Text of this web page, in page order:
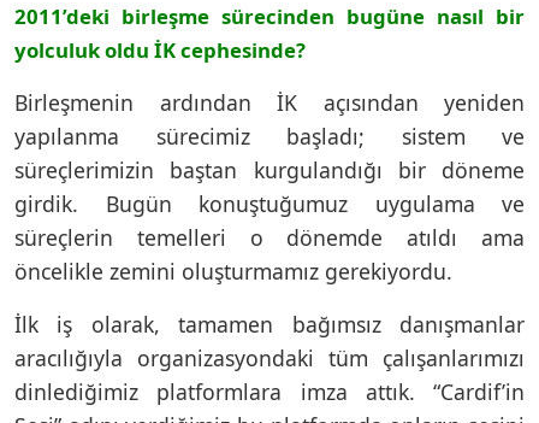
2011’deki birleşme sürecinden bugüne nasıl bir
yolculuk oldu İK cephesinde?
Birleşmenin ardından İK açısından yeniden
yapılanma sürecimiz başladı; sistem ve
süreçlerimizin baştan kurgulandığı bir döneme
girdik. Bugün konuştuğumuz uygulama ve
süreçlerin temelleri o dönemde atıldı ama
öncelikle zemini oluşturmamız gerekiyordu.
İlk iş olarak, tamamen bağımsız danışmanlar
aracılığıyla organizasyondaki tüm çalışanlarımızı
dinlediğimiz platformlara imza attık. “Cardif’in